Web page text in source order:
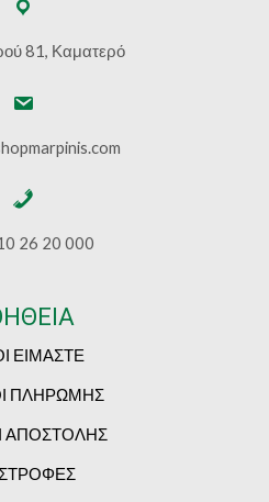
81, Καματερό
26 20 000
ΕΙΜΑΣΤΕ
ΠΛΗΡΩΜΗΣ
ΑΠΟΣΤΟΛΗΣ